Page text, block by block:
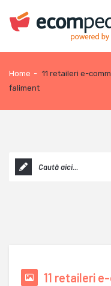
Home - 11 retaileri e-
faliment
11 retaileri